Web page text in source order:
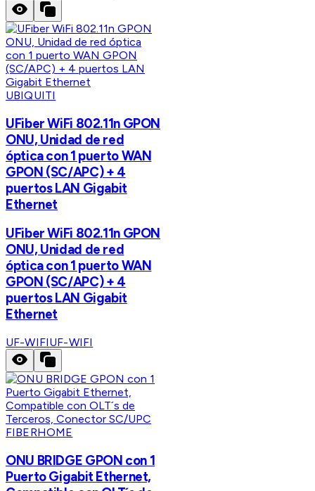
UBIQUITI
UFiber WiFi 802.11n GPON
ONU, Unidad de red
óptica con 1 puerto WAN
GPON (SC/APC) + 4
puertos LAN Gigabit
Ethernet
UFiber WiFi 802.11n GPON
ONU, Unidad de red
óptica con 1 puerto WAN
GPON (SC/APC) + 4
puertos LAN Gigabit
Ethernet
UF-WIFIUF-WIFI
FIBERHOME
ONU BRIDGE GPON con 1
Puerto Gigabit Ethernet,